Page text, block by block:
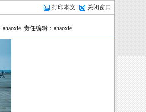
打印本文
关闭窗口
责任编辑：ahaoxie